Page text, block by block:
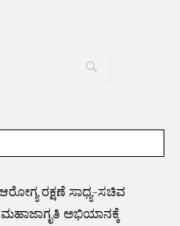
ರಕ್ಷಣೆ ಸಾಧ್ಯ-ಸಚಿವ
ಮಹಾಜಾಗೃತಿ ಅಭಿಯಾನಕ್ಕೆ